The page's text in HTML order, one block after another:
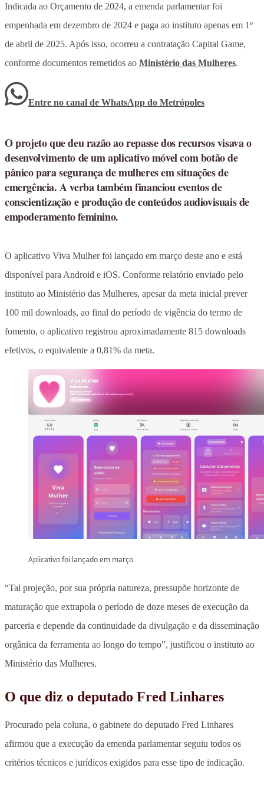
Indicada ao Orçamento de 2024, a emenda parlamentar foi
empenhada em dezembro de 2024 e paga ao instituto apenas em 1º
de abril de 2025. Após isso, ocorreu a contratação Capital Game,
conforme documentos remetidos ao Ministério das Mulheres.
Entre no canal de WhatsApp do Metrópoles
O projeto que deu razão ao repasse dos recursos visava o
desenvolvimento de um aplicativo móvel com botão de
pânico para segurança de mulheres em situações de
emergência. A verba também financiou eventos de
conscientização e produção de conteúdos audiovisuais de
empoderamento feminino.
O aplicativo Viva Mulher foi lançado em março deste ano e está
disponível para Android e iOS. Conforme relatório enviado pelo
instituto ao Ministério das Mulheres, apesar da meta inicial prever
100 mil downloads, ao final do período de vigência do termo de
fomento, o aplicativo registrou aproximadamente 815 downloads
efetivos, o equivalente a 0,81% da meta.
Aplicativo foi lançado em março
“Tal projeção, por sua própria natureza, pressupõe horizonte de
maturação que extrapola o período de doze meses de execução da
parceria e depende da continuidade da divulgação e da disseminação
orgânica da ferramenta ao longo do tempo”, justificou o instituto ao
Ministério das Mulheres.
O que diz o deputado Fred Linhares
Procurado pela coluna, o gabinete do deputado Fred Linhares
afirmou que a execução da emenda parlamentar seguiu todos os
critérios técnicos e jurídicos exigidos para esse tipo de indicação.